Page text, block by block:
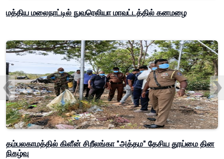
மத்திய மலைநாட்டில் நுவரெலியா மாவட்டத்தில் கனமழை
தம்பலகாமத்தில் கிளீன் சிறீலங்கா "அத்தம" தேசிய தூய்மை தின
நிகழ்வு